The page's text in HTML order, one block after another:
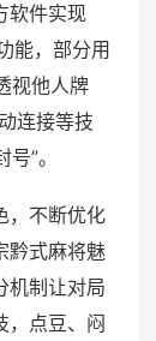
软件实现
能，部分用
视他人牌
连接等技
”。
，不断优化
黔式麻将魅
机制让对局
，点豆、闷